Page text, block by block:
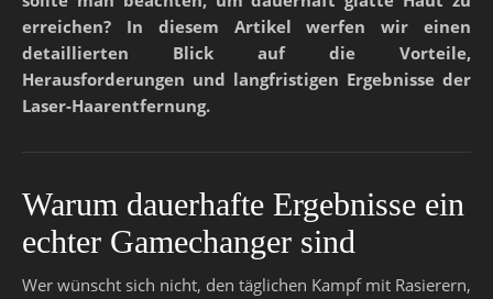
erreichen? In diesem Artikel werfen wir einen
detaillierten Blick auf die Vorteile,
Herausforderungen und langfristigen Ergebnisse der
Laser-Haarentfernung.
Warum dauerhafte Ergebnisse ein
echter Gamechanger sind
Wer wünscht sich nicht, den täglichen Kampf mit Rasierern,